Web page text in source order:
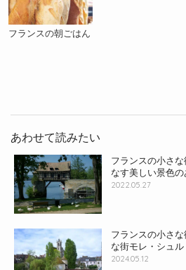
フランスの朝ごはん
あわせて読みたい
フランスの小さ
なす美しい景色
2022.05.27
フランスの小さ
な街モレ・シュ
2024.05.12